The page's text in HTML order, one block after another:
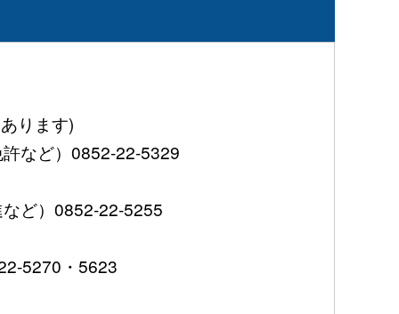
ります)
など）0852-22-5329
ど）0852-22-5255
5270・5623